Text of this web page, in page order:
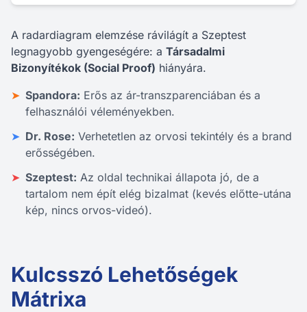
A radardiagram elemzése rávilágít a Szeptest
legnagyobb gyengeségére: a Társadalmi
Bizonyítékok (Social Proof) hiányára.
➤ Spandora: Erős az ár-transzparenciában és a
felhasználói véleményekben.
➤ Dr. Rose: Verhetetlen az orvosi tekintély és a brand
erősségében.
➤ Szeptest: Az oldal technikai állapota jó, de a
tartalom nem épít elég bizalmat (kevés előtte-utána
kép, nincs orvos-videó).
Kulcsszó Lehetőségek
Mátrixa